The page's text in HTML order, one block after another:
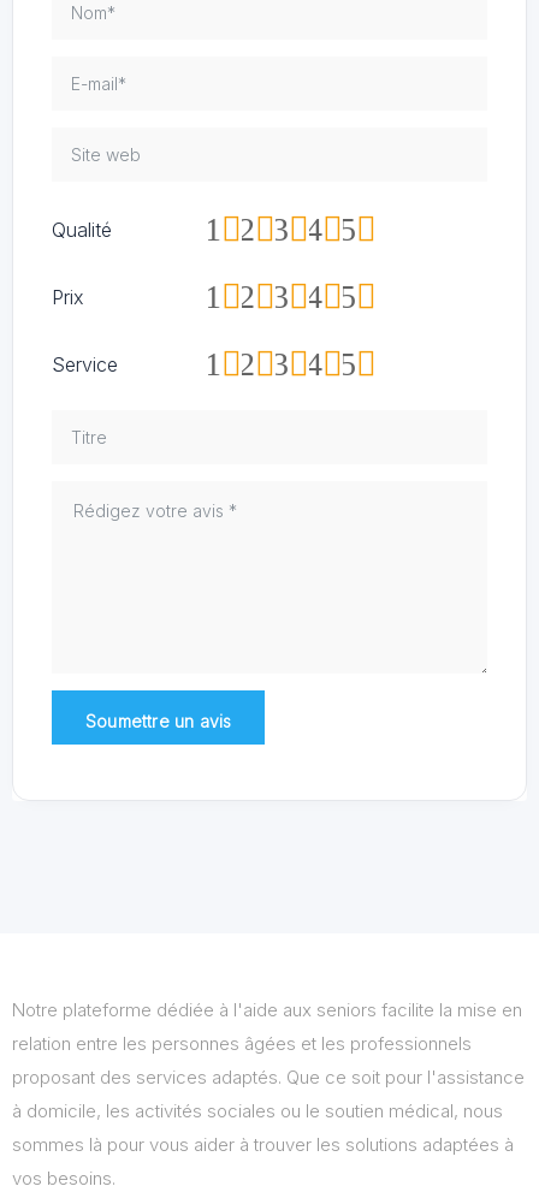
Qualité 5
4
3
2
1
Prix 5
4
3
2
1
Service 5
4
3
2
1
Notre plateforme dédiée à l'aide aux seniors facilite la mise en
relation entre les personnes âgées et les professionnels
proposant des services adaptés. Que ce soit pour l'assistance
à domicile, les activités sociales ou le soutien médical, nous
sommes là pour vous aider à trouver les solutions adaptées à
vos besoins.